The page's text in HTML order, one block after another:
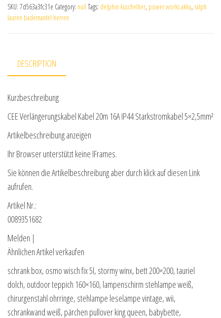
SKU: 7d563a3fc31e Category: null Tags: delphin kuscheltier, power works akku, ralph
lauren bademantel herren
DESCRIPTION
Kurzbeschreibung
CEE Verlängerungskabel Kabel 20m 16A IP44 Starkstromkabel 5×2,5mm²
Artikelbeschreibung anzeigen
Ihr Browser unterstützt keine IFrames.
Sie können die Artikelbeschreibung aber durch klick auf diesen Link
aufrufen.
Artikel Nr.:
0089351682
Melden |
Ähnlichen Artikel verkaufen
schrank box, osmo wisch fix 5l, stormy winx, bett 200×200, tauriel
dolch, outdoor teppich 160×160, lampenschirm stehlampe weiß,
chirurgenstahl ohrringe, stehlampe leselampe vintage, wii,
schrankwand weiß, pärchen pullover king queen, babybette,